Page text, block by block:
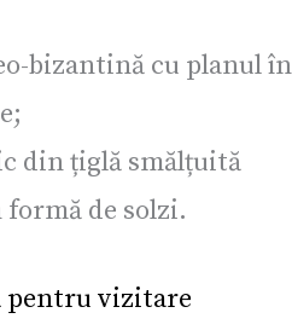
bizantină cu planul în
din țiglă smălțuită
de solzi.
pentru vizitare